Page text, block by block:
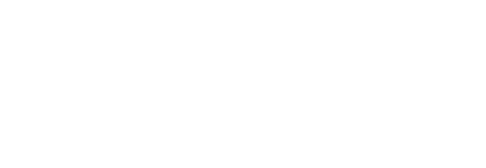
verilen gün